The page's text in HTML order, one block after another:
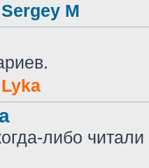
Sergey M
Lyka
либо